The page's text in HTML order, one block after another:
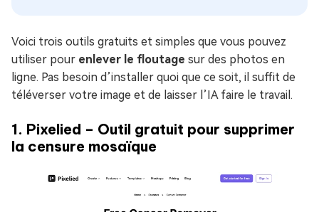
Voici trois outils gratuits et simples que vous pouvez
utiliser pour enlever le floutage sur des photos en
ligne. Pas besoin d’installer quoi que ce soit, il suffit de
téléverser votre image et de laisser l’IA faire le travail.
1. Pixelied – Outil gratuit pour supprimer
la censure mosaïque